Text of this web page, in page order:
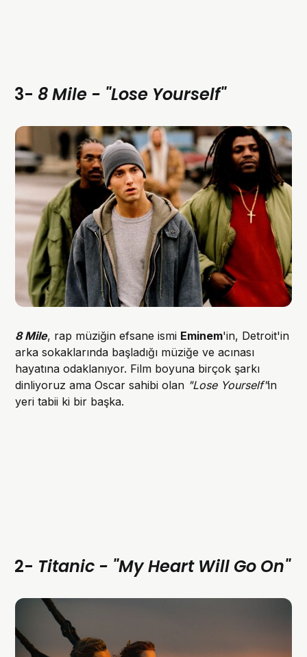
3- 8 Mile - "Lose Yourself"
8 Mile, rap müziğin efsane ismi Eminem'in, Detroit'in
arka sokaklarında başladığı müziğe ve acınası
hayatına odaklanıyor. Film boyuna birçok şarkı
dinliyoruz ama Oscar sahibi olan "Lose Yourself"in
yeri tabii ki bir başka.
2- Titanic - "My Heart Will Go On"